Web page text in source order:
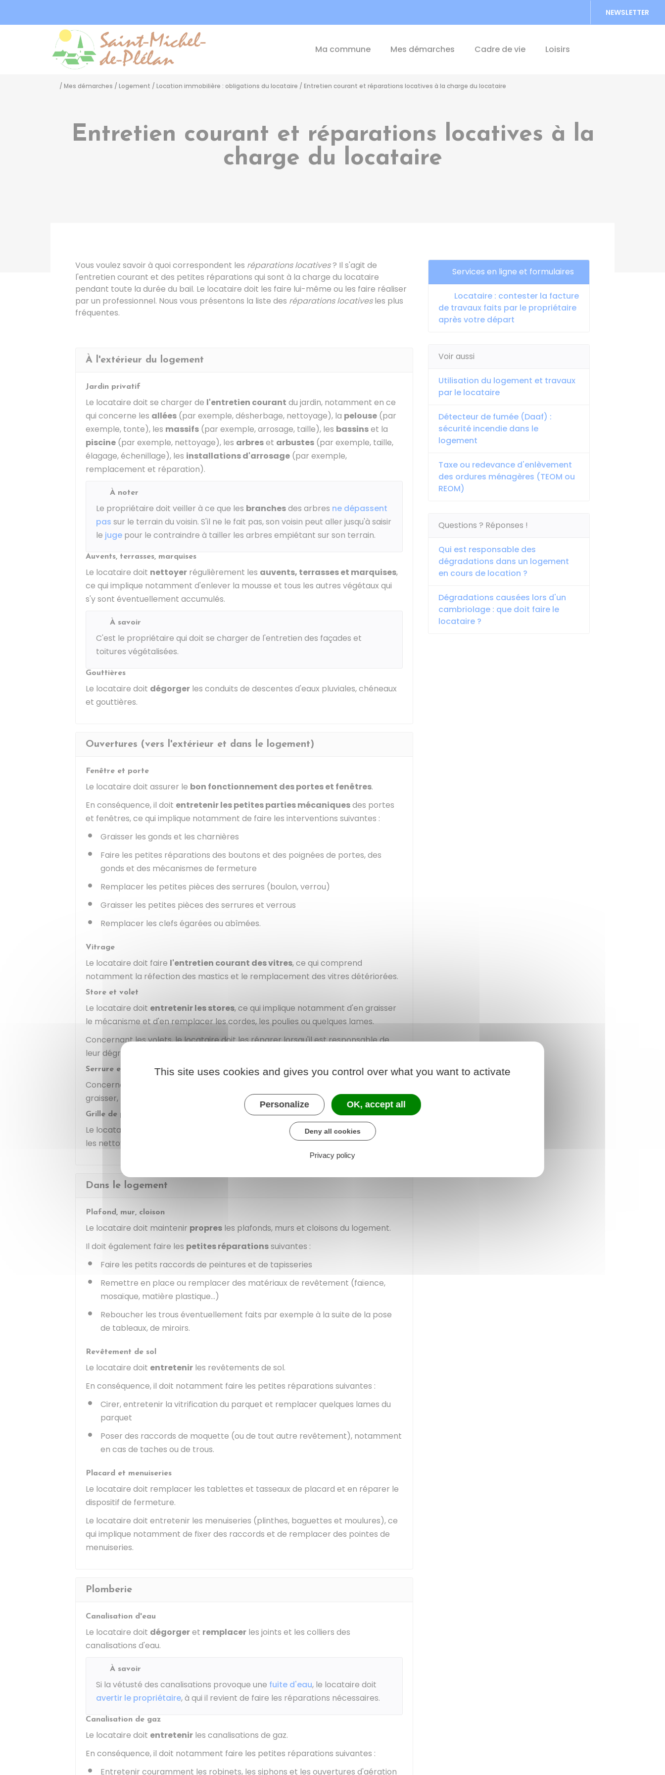
NEWSLETTER
Ma commune Mes démarches Cadre de vie Loisirs
/ Mes démarches / Logement / Location immobilière : obligations du locataire / Entretien courant et réparations locatives à la charge du locataire
Entretien courant et réparations locatives à la
charge du locataire
Vous voulez savoir à quoi correspondent les réparations locatives? Il s'agit de
l'entretien courant et des petites réparations qui sont à la charge du locataire
pendant toute la durée du bail. Le locataire doit les faire lui-même ou les faire réaliser
par un professionnel. Nous vous présentons la liste des réparations locativesles plus
fréquentes.
À l'extérieur du logement
Jardin privatif
Le locataire doit se charger de l'entretien courant du jardin, notamment en ce
qui concerne les allées (par exemple, désherbage, nettoyage), la pelouse (par
exemple, tonte), les massifs (par exemple, arrosage, taille), les bassinset la
piscine (par exemple, nettoyage), les arbreset arbustes (par exemple, taille,
élagage, échenillage), les installations d'arrosage (par exemple,
remplacement et réparation).
À noter
Le propriétaire doit veiller à ce que les branchesdes arbres ne dépassent
pas sur le terrain du voisin. S'il ne le fait pas, son voisin peut aller jusqu'à saisir
le juge pour le contraindre à tailler les arbres empiétant sur son terrain.
Auvents, terrasses, marquises
Le locataire doit nettoyer régulièrement les auvents, terrasses et marquises,
ce qui implique notamment d'enlever la mousse et tous les autres végétaux qui
s'y sont éventuellement accumulés.
À savoir
C'est le propriétaire qui doit se charger de l'entretien des façades et
toitures végétalisées.
Gouttières
Le locataire doit dégorger les conduits de descentes d'eaux pluviales, chéneaux
et gouttières.
Ouvertures (vers l'extérieur et dans le logement)
Fenêtre et porte
Le locataire doit assurer le bon fonctionnement des portes et fenêtres.
En conséquence, il doit entretenir les petites parties mécaniquesdes portes
et fenêtres, ce qui implique notamment de faire les interventions suivantes :
Graisser les gonds et les charnières
Faire les petites réparations des boutons et des poignées de portes, des
gonds et des mécanismes de fermeture
Remplacer les petites pièces des serrures (boulon, verrou)
Graisser les petites pièces des serrures et verrous
Remplacer les clefs égarées ou abîmées.
Vitrage
Le locataire doit faire l'entretien courant des vitres, ce qui comprend
notamment la réfection des mastics et le remplacement des vitres détériorées.
Store et volet
Le locataire doit entretenir les stores, ce qui implique notamment d'en graisser
le mécanisme et d'en remplacer les cordes, les poulies ou quelques lames.
Concernant les volets, le locataire doit les réparer lorsqu'il est responsable de
leur dégradation. Si tel n'est pas le cas, c'est au propriétaire de le faire.
Serrure et verrou de sécurité
Concernant la serrure et le verrou de sécurité, le locataire doit notamment les
graisser, remplacer les petites pièces et faire refaire une clé perdue ou abîmée.
Grille de portail
Le locataire doit
les grilles de portail, ce qui implique notamment de
les nettoyer, de les graisser et d'en remplacer les boulons et verrou.
Dans le logement
Plafond, mur, cloison
Le locataire doit maintenir propres les plafonds, murs et cloisons du logement.
Il doit également faire les petites réparationssuivantes :
Faire les petits raccords de peintures et de tapisseries
Remettre en place ou remplacer des matériaux de revêtement (faïence,
mosaïque, matière plastique...)
Reboucher les trous éventuellement faits par exemple à la suite de la pose
de tableaux, de miroirs.
Revêtement de sol
Le locataire doit entretenir les revêtements de sol.
En conséquence, il doit notamment faire les petites réparations suivantes :
Cirer, entretenir la vitrification du parquet et remplacer quelques lames du
parquet
Poser des raccords de moquette (ou de tout autre revêtement), notamment
en cas de taches ou de trous.
Placard et menuiseries
Le locataire doit remplacer les tablettes et tasseaux de placard et en réparer le
dispositif de fermeture.
Le locataire doit entretenir les menuiseries (plinthes, baguettes et moulures), ce
qui implique notamment de fixer des raccords et de remplacer des pointes de
menuiseries.
Plomberie
Canalisation d'eau
Le locataire doit dégorgeret remplacer les joints et les colliers des
canalisations d'eau.
À savoir
Si la vétusté des canalisations provoque une fuite d'eau, le locataire doit
avertir le propriétaire, à qui il revient de faire les réparations nécessaires.
Canalisation de gaz
Le locataire doit entretenir les canalisations de gaz.
En conséquence, il doit notamment faire les petites réparations suivantes :
Entretenir couramment les robinets, les siphons et les ouvertures d'aération
Services en ligne et formulaires
Locataire : contester la facture
de travaux faits par le propriétaire
après votre départ
Voir aussi
Utilisation du logement et travaux
par le locataire
Détecteur de fumée (Daaf) :
sécurité incendie dans le
logement
Taxe ou redevance d'enlèvement
des ordures ménagères (TEOM ou
REOM)
Questions ? Réponses !
Qui est responsable des
dégradations dans un logement
en cours de location ?
Dégradations causées lors d'un
cambriolage : que doit faire le
locataire ?
This site uses cookies and gives you control over what you want to activate
Personalize OK, accept all
Deny all cookies
Privacy policy